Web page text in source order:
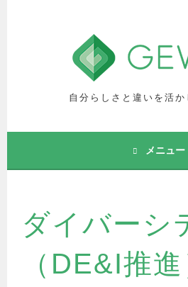
自分らしさと違いを活
メニュー
ダイバーシ
（DE&I推